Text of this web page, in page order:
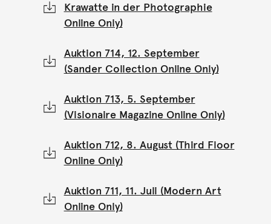
Krawatte in der Photographie
Online Only)
Auktion 714, 12. September
(Sander Collection Online Only)
Auktion 713, 5. September
(Visionaire Magazine Online Only)
Auktion 712, 8. August (Third Floor
Online Only)
Auktion 711, 11. Juli (Modern Art
Online Only)